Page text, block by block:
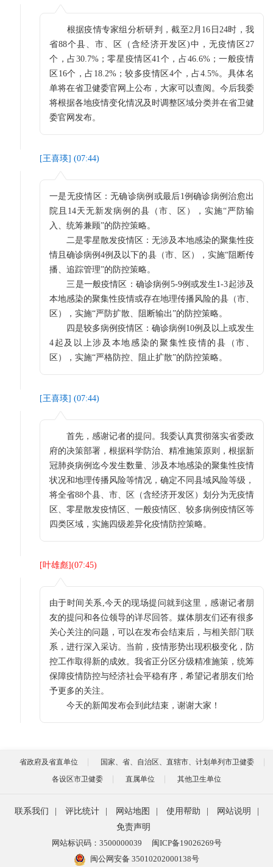
根据疫情专家组分析研判，截至2月16日24时，我
省88个县、市、区（含经济开发区)中，无疫情区27
个，占30.7%；零星疫情区41个，占46.6%；一般疫情
区16个，占18.2%；较多疫情区4个，占4.5%。具体名
单将在省卫健委官网上公布，大家可以查阅。今后我委
将根据各地疫情变化情况及时调整区域分类并在省卫健
委官网发布。
[王喜瑛] (07:44)
一是无疫情区：无确诊病例或最后1例确诊病例治愈出
院且14天无新发病例的县（市、区），实施“严防输
入、统筹兼顾”的防控策略。
二是零星散发疫情区：无涉及本地感染的聚集性疫
情且确诊病例4例及以下的县（市、区），实施“阻断传
播、追踪管理”的防控策略。
三是一般疫情区：确诊病例5-9例或发生1-3起涉及
本地感染的聚集性疫情或存在地理传播风险的县（市、
区），实施“严防扩散、阻断输出”的防控策略。
四是较多病例疫情区：确诊病例10例及以上或发生
4起及以上涉及本地感染的聚集性疫情的县（市、
区），实施“严格防控、阻止扩散”的防控策略。
[王喜瑛] (07:44)
首先，感谢记者的提问。我委认真贯彻落实省委政
府的决策部署，根据科学防治、精准施策原则，根据新
冠肺炎病例迄今发生数量、涉及本地感染的聚集性疫情
状况和地理传播风险等情况，确定不同县域风险等级，
将全省88个县、市、区（含经济开发区）划分为无疫情
区、零星散发疫情区、一般疫情区、较多病例疫情区等
四类区域，实施四级差异化疫情防控策略。
[叶雄彪](07:45)
由于时间关系,今天的现场提问就到这里，感谢记者朋
友的提问和各位领导的详尽回答。媒体朋友们还有很多
关心关注的问题，可以在发布会结束后，与相关部门联
系，进行深入采访。当前，疫情形势出现积极变化，防
控工作取得新的成效。我省正分区分级精准施策，统筹
保障疫情防控与经济社会平稳有序，希望记者朋友们给
予更多的关注。
今天的新闻发布会到此结束，谢谢大家！
省政府及省直单位
国家、省、自治区、直辖市、计划单列市卫健委
各设区市卫健委
直属单位 其他卫生单位
联系我们 评比统计 网站地图 使用帮助 网站说明
免责声明
网站标识码：3500000039
闽ICP备19026269号
闽公网安备 35010202000138号